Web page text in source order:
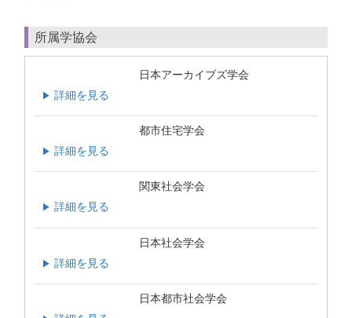
所属学協会
日本アーカイブズ学会
▶ 詳細を見る
都市住宅学会
▶ 詳細を見る
関東社会学会
▶ 詳細を見る
日本社会学会
▶ 詳細を見る
日本都市社会学会